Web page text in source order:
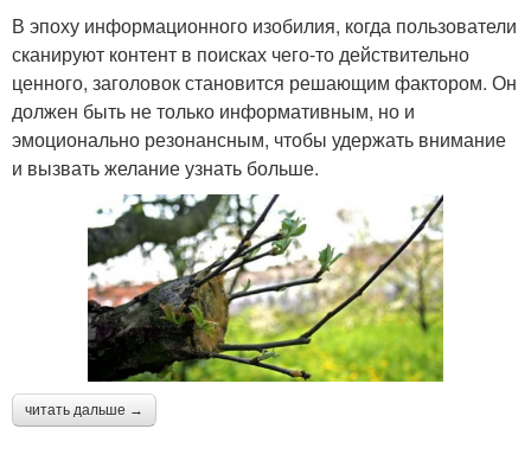
В эпоху информационного изобилия, когда пользователи
сканируют контент в поисках чего-то действительно
ценного, заголовок становится решающим фактором. Он
должен быть не только информативным, но и
эмоционально резонансным, чтобы удержать внимание
и вызвать желание узнать больше.
читать дальше →